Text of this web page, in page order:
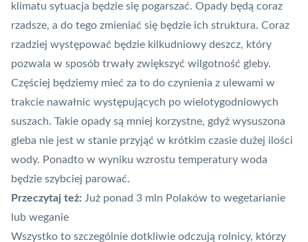
klimatu sytuacja będzie się pogarszać. Opady będą coraz
rzadsze, a do tego zmieniać się będzie ich struktura. Coraz
rzadziej występować będzie kilkudniowy deszcz, który
pozwala w sposób trwały zwiększyć wilgotność gleby.
Częściej będziemy mieć za to do czynienia z ulewami w
trakcie nawałnic występujących po wielotygodniowych
suszach. Takie opady są mniej korzystne, gdyż wysuszona
gleba nie jest w stanie przyjąć w krótkim czasie dużej ilości
wody. Ponadto w wyniku wzrostu temperatury woda
będzie szybciej parować.
Przeczytaj też: Już ponad 3 mln Polaków to wegetarianie
lub weganie
Wszystko to szczególnie dotkliwie odczują rolnicy, którzy